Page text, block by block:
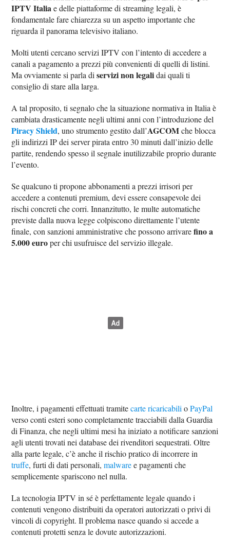
IPTV Italiae delle piattaforme di streaming legali, è
fondamentale fare chiarezza su un aspetto importante che
riguarda il panorama televisivo italiano.
Molti utenti cercano servizi IPTV con l’intento di accedere a
canali a pagamento a prezzi più convenienti di quelli di listini.
Ma ovviamente si parla diservizi non legalidai quali ti
consiglio di stare alla larga.
A tal proposito, ti segnalo che la situazione normativa in Italia è
cambiata drasticamente negli ultimi anni con l’introduzione del
Piracy Shield, uno strumento gestito dall’AGCOMche blocca
gli indirizzi IP dei server pirata entro 30 minuti dall’inizio delle
partite, rendendo spesso il segnale inutilizzabile proprio durante
l’evento.
Se qualcuno ti propone abbonamenti a prezzi irrisori per
accedere a contenuti premium, devi essere consapevole dei
rischi concreti che corri. Innanzitutto, le multe automatiche
previste dalla nuova legge colpiscono direttamente l’utente
finale, con sanzioni amministrative che possono arrivarefino a
5.000 europer chi usufruisce del servizio illegale.
Inoltre, i pagamenti effettuati tramitecarte ricaricabili oPayPal
verso conti esteri sono completamente tracciabili dalla Guardia
di Finanza, che negli ultimi mesi ha iniziato a notificare sanzioni
agli utenti trovati nei database dei rivenditori sequestrati. Oltre
alla parte legale, c’è anche il rischio pratico di incorrere in
truffe, furti di dati personali,malwaree pagamenti che
semplicemente spariscono nel nulla.
La tecnologia IPTV in sé è perfettamente legale quando i
contenuti vengono distribuiti da operatori autorizzati o privi di
vincoli di copyright. Il problema nasce quando si accede a
contenuti protetti senza le dovute autorizzazioni.